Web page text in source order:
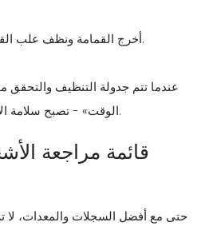
- أخرج القمامة ونظف علب القمامة واترك الأرضيات جافة.
عندما تتم جدولة التنظيف والتحقق
الوقت» - تصبح سلامة الأغذية موثوقة وليست تفاعلية.
قائمة مراجعة
حتى مع أفضل السجلات والمعدات، لا